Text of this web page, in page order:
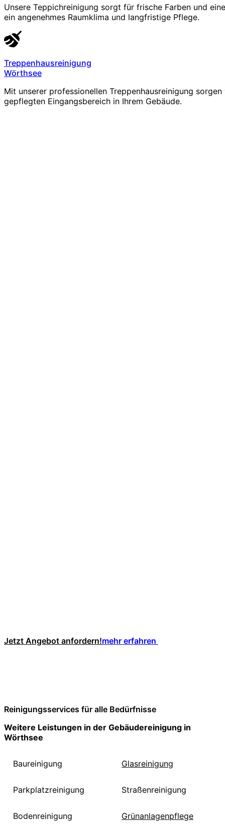
Unsere Teppichreinigung sorgt für frische Farben und
ein angenehmes Raumklima und langfristige Pflege.
Treppenhausreinigung
Wörthsee
Mit unserer professionellen Treppenhausreinigung
gepflegten Eingangsbereich in Ihrem Gebäude.
Jetzt Angebot anfordern!mehr erfahren
Reinigungsservices für alle Bedürfnisse
Weitere Leistungen in der Gebäudereinigung in
Wörthsee
Baureinigung Glasreinigung
Parkplatzreinigung Straßenreinigung
Bodenreinigung Grünanlagenpflege